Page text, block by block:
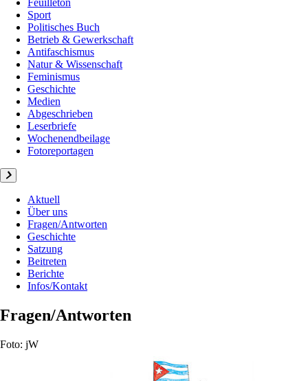
Feuilleton
Sport
Politisches Buch
Betrieb & Gewerkschaft
Antifaschismus
Natur & Wissenschaft
Feminismus
Geschichte
Medien
Abgeschrieben
Leserbriefe
Wochenendbeilage
Fotoreportagen
Aktuell
Über uns
Fragen/Antworten
Geschichte
Satzung
Beitreten
Berichte
Infos/Kontakt
Fragen/Antworten
Foto: jW